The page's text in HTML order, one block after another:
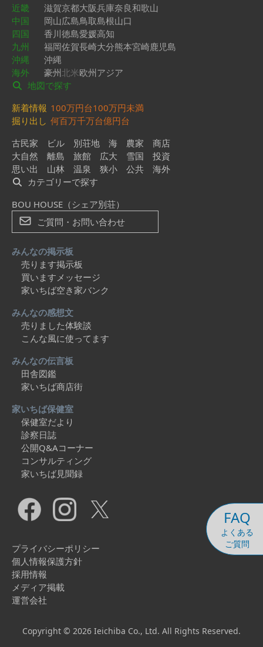
FAQ
よくある
ご質問
近畿
滋賀京都大阪兵庫奈良和歌山
中国
岡山広島鳥取島根山口
四国
香川徳島愛媛高知
九州
福岡佐賀長崎大分熊本宮崎鹿児島
沖縄
沖縄
海外
豪州北米欧州アジア
地図で探す
新着情報 100万円台100万円未満
掘り出し 何百万千万台億円台
古民家
ビル 別荘地 海 農家
商店
大自然
離島 旅館 広大 雪国
投資
思い出
山林 温泉 狭小 公共
海外
カテゴリーで探す
BOU HOUSE（シェア別荘）
ご質問・お問い合わせ
みんなの掲示板
売ります掲示板
買いますメッセージ
家いちば空き家バンク
みんなの感想文
売りました体験談
こんな風に使ってます
みんなの伝言板
田舎図鑑
家いちば商店街
家いちば保健室
保健室だより
診察日誌
公開Q&Aコーナー
コンサルティング
家いちば見聞録
プライバシーポリシー
個人情報保護方針
採用情報
メディア掲載
運営会社
Copyright © 2026 Ieichiba Co., Ltd. All Rights Reserved.